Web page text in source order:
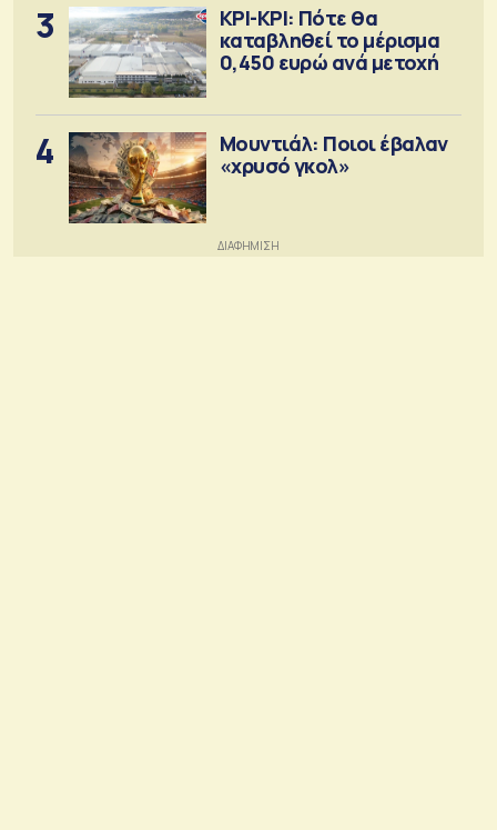
3
ΚΡΙ-ΚΡΙ: Πότε θα
καταβληθεί το μέρισμα
0,450 ευρώ ανά μετοχή
4
Μουντιάλ: Ποιοι έβαλαν
«χρυσό γκολ»